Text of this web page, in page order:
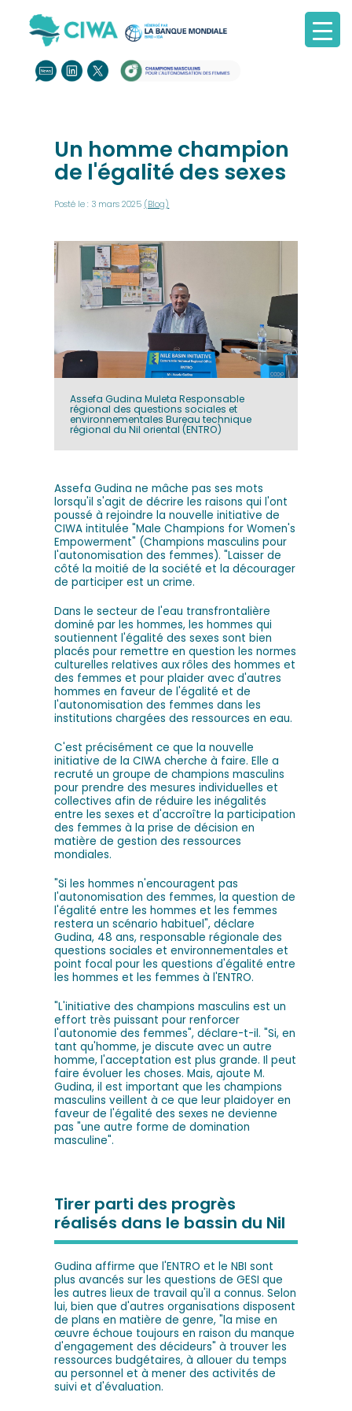
Un homme champion
de l'égalité des sexes
Posté le : 3 mars 2025 (Blog)
Assefa Gudina Muleta Responsable
régional des questions sociales et
environnementales Bureau technique
régional du Nil oriental (ENTRO)
Assefa Gudina ne mâche pas ses mots
lorsqu'il s'agit de décrire les raisons qui l'ont
poussé à rejoindre la nouvelle initiative de
CIWA intitulée "Male Champions for Women's
Empowerment" (Champions masculins pour
l'autonomisation des femmes). "Laisser de
côté la moitié de la société et la décourager
de participer est un crime.
Dans le secteur de l'eau transfrontalière
dominé par les hommes, les hommes qui
soutiennent l'égalité des sexes sont bien
placés pour remettre en question les normes
culturelles relatives aux rôles des hommes et
des femmes et pour plaider avec d'autres
hommes en faveur de l'égalité et de
l'autonomisation des femmes dans les
institutions chargées des ressources en eau.
C'est précisément ce que la nouvelle
initiative de la CIWA cherche à faire. Elle a
recruté un groupe de champions masculins
pour prendre des mesures individuelles et
collectives afin de réduire les inégalités
entre les sexes et d'accroître la participation
des femmes à la prise de décision en
matière de gestion des ressources
mondiales.
"Si les hommes n'encouragent pas
l'autonomisation des femmes, la question de
l'égalité entre les hommes et les femmes
restera un scénario habituel", déclare
Gudina, 48 ans, responsable régionale des
questions sociales et environnementales et
point focal pour les questions d'égalité entre
les hommes et les femmes à l'ENTRO.
"L'initiative des champions masculins est un
effort très puissant pour renforcer
l'autonomie des femmes", déclare-t-il. "Si, en
tant qu'homme, je discute avec un autre
homme, l'acceptation est plus grande. Il peut
faire évoluer les choses. Mais, ajoute M.
Gudina, il est important que les champions
masculins veillent à ce que leur plaidoyer en
faveur de l'égalité des sexes ne devienne
pas "une autre forme de domination
masculine".
Tirer parti des progrès
réalisés dans le bassin du Nil
Gudina affirme que l'ENTRO et le NBI sont
plus avancés sur les questions de GESI que
les autres lieux de travail qu'il a connus. Selon
lui, bien que d'autres organisations disposent
de plans en matière de genre, "la mise en
œuvre échoue toujours en raison du manque
d'engagement des décideurs" à trouver les
ressources budgétaires, à allouer du temps
au personnel et à mener des activités de
suivi et d'évaluation.